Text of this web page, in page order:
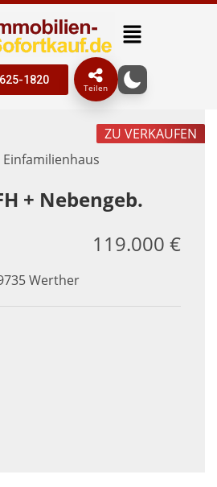
1820
Teilen
ZU VERKAUFEN
+ Nebengeb.
Werther
119.000 €